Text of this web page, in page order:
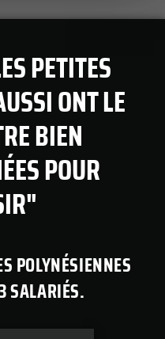
PETITES
ONT LE
BIEN
POUR
POLYNÉSIENNES
SALARIÉS.